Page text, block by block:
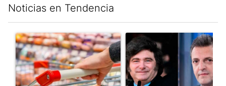
Noticias en Tendencia
Un artículo de tendencia con el título "Inflación: economistas
Un artículo de tendencia